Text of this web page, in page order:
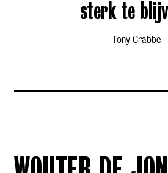
sterk te
Tony Crabbe